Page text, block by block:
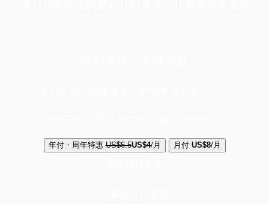
年付・周年特惠 US$6.5US$4/月 月付 US$8/月